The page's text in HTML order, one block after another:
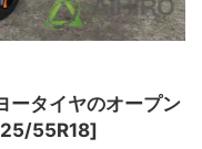
ータイヤのオープン
55R18]